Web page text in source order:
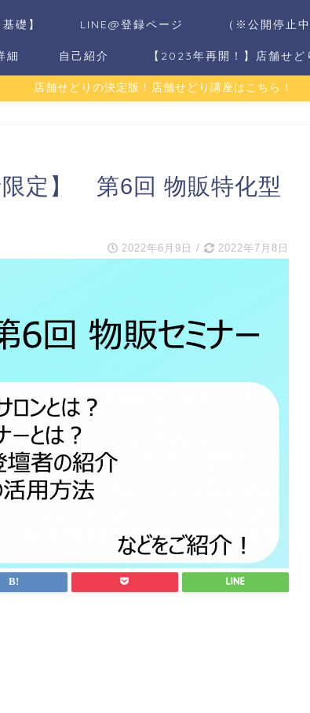
礎】 LINE@登録ページ （※公開停止
細 自己紹介 【2023年再開！】店舗せ
店舗せどりの決定版！店舗せどり講座はこちら！
限定】 第6回 物販特化型
2022年6月9日 / 2022年7月8日